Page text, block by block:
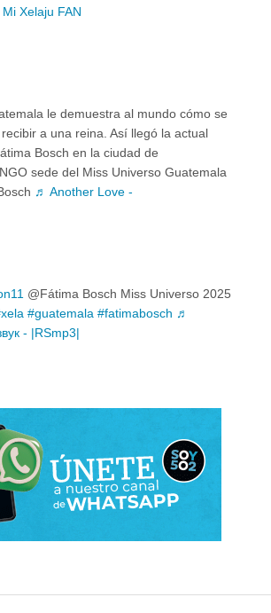
Xelaju FAN
le demuestra al mundo cómo se
a una reina. Así llegó la actual
Bosch en la ciudad de
sede del Miss Universo Guatemala
♬ Another Love -
@Fátima Bosch Miss Universo 2025
#guatemala #fatimabosch ♬
- |RSmp3|